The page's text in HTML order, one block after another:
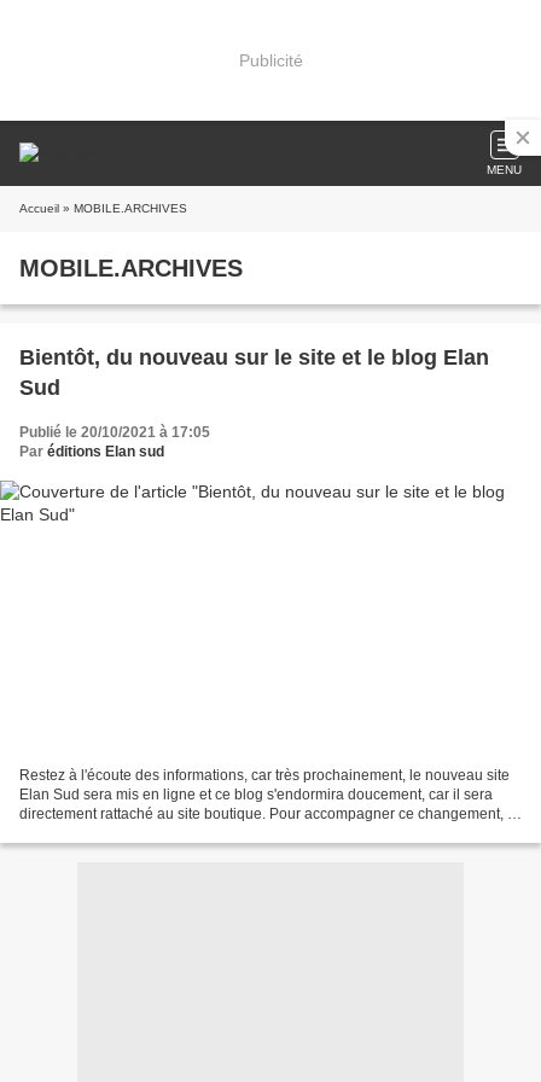
Publicité
MENU
Accueil » MOBILE.ARCHIVES
MOBILE.ARCHIVES
Bientôt, du nouveau sur le site et le blog Elan
Sud
Publié le 20/10/2021 à 17:05
Par éditions Elan sud
Restez à l'écoute des informations, car très prochainement, le nouveau site
Elan Sud sera mis en ligne et ce blog s'endormira doucement, car il sera
directement rattaché au site boutique. Pour accompagner ce changement, il